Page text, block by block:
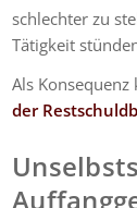
schlechter zu
Tätigkeit
Als
der